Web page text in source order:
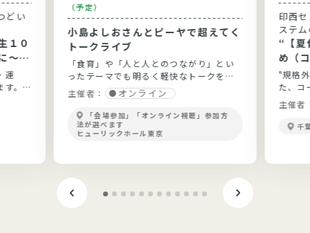
どい
１０
～健
践
運
す。
（予定）
小島よしおさんとピーヤで超えてく
トークライブ
「食育」や「人と人とのつながり」とい
ったテーマでも明るく軽快なトークを展
開！
主催者： オンライン
「会場参加」「オンライン視聴」参加方
法が選べます
ヒューリックホール東京
印西
ステ
“【夏
め（
う”
"規格
た、コ
主催者
千